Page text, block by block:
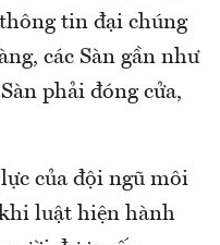
tin đại chúng
các Sàn gần như
phải đóng cửa,
của đội ngũ môi
luật hiện hành